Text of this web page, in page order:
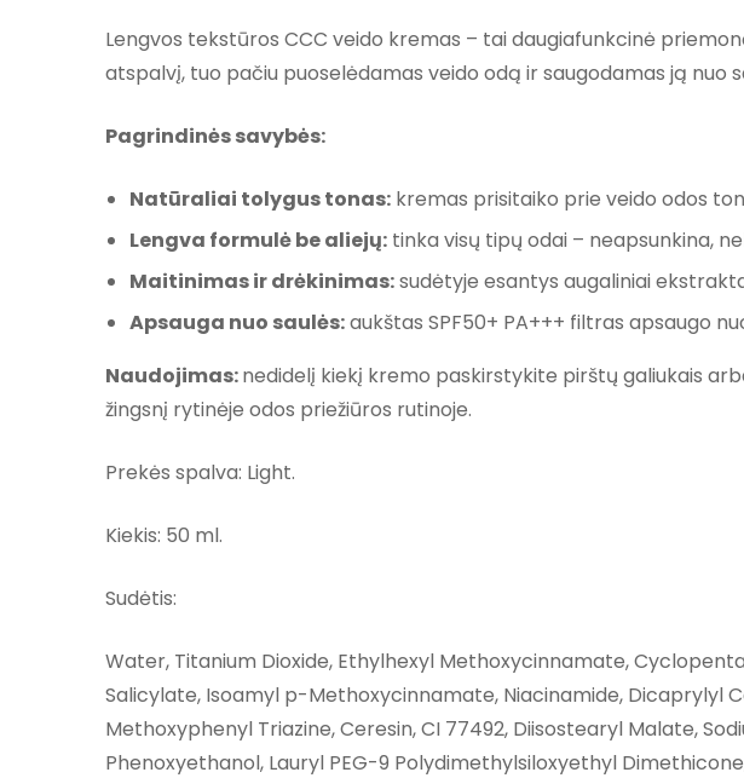
Lengvos tekstūros CCC veido kremas – tai daugiafunkcinė
atspalvį, tuo pačiu puoselėdamas veido odą ir saugodamas ją nuo
Pagrindinės savybės:
Natūraliai tolygus tonas: kremas prisitaiko prie veido odos
Lengva formulė be aliejų: tinka visų tipų odai – neapsunkina,
Maitinimas ir drėkinimas:sudėtyje esantys augaliniai
Apsauga nuo saulės:aukštas SPF50+ PA+++ filtras apsaugo
Naudojimas:nedidelį kiekį kremo paskirstykite pirštų galiukais
žingsnį rytinėje odos priežiūros rutinoje.
Prekės spalva: Light.
Kiekis: 50 ml.
Sudėtis:
Water, Titanium Dioxide, Ethylhexyl Methoxycinnamate,
Salicylate, Isoamyl p-Methoxycinnamate, Niacinamide, Dicaprylyl
Methoxyphenyl Triazine, Ceresin, CI 77492, Diisostearyl Malate,
Phenoxyethanol, Lauryl PEG-9 Polydimethylsiloxyethyl